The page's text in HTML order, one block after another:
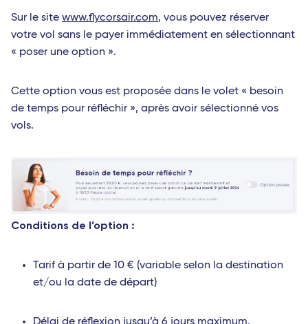
Sur le site www.flycorsair.com, vous pouvez réserver
votre vol sans le payer immédiatement en sélectionnant
« poser une option ».
Cette option vous est proposée dans le volet « besoin
de temps pour réfléchir », après avoir sélectionné vos
vols.
Conditions de l’option :
Tarif à partir de 10 € (variable selon la destination
et/ou la date de départ)